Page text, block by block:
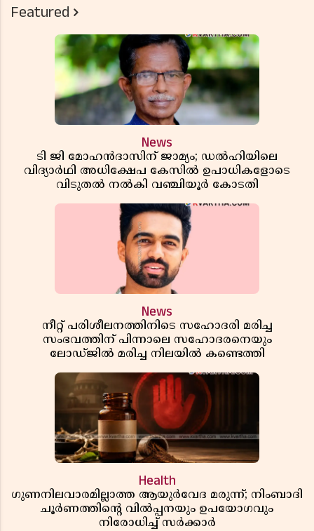
Featured
News
ടി ജി മോഹൻദാസിന് ജാമ്യം; ഡൽഹിയിലെ
വിദ്യാർഥി അധിക്ഷേപ കേസിൽ ഉപാധികളോടെ
വിടുതൽ നൽകി വഞ്ചിയൂർ കോടതി
News
നീറ്റ് പരിശീലനത്തിനിടെ സഹോദരി മരിച്ച
സംഭവത്തിന് പിന്നാലെ സഹോദരനെയും
ലോഡ്ജിൽ മരിച്ച നിലയിൽ കണ്ടെത്തി
Health
ഗുണനിലവാരമില്ലാത്ത ആയുർവേദ മരുന്ന്; നിംബാദി
ചൂർണത്തിൻ്റെ വിൽപ്പനയും ഉപയോഗവും
നിരോധിച്ച് സർക്കാർ